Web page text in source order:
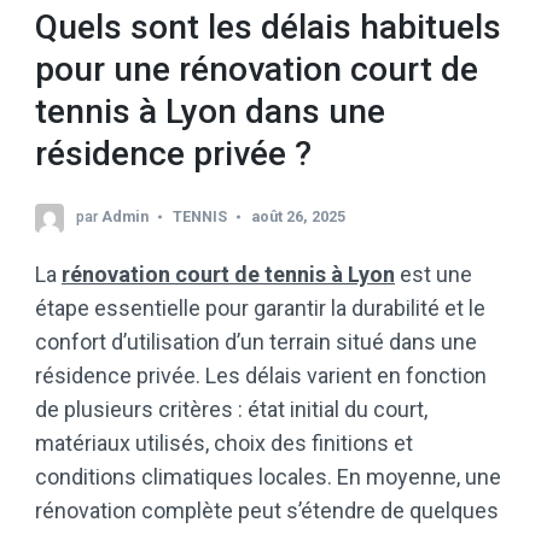
Quels sont les délais habituels
pour une rénovation court de
tennis à Lyon dans une
résidence privée ?
parAdmin TENNIS août 26, 2025
La rénovation court de tennis à Lyon est une
étape essentielle pour garantir la durabilité et le
confort d’utilisation d’un terrain situé dans une
résidence privée. Les délais varient en fonction
de plusieurs critères : état initial du court,
matériaux utilisés, choix des finitions et
conditions climatiques locales. En moyenne, une
rénovation complète peut s’étendre de quelques